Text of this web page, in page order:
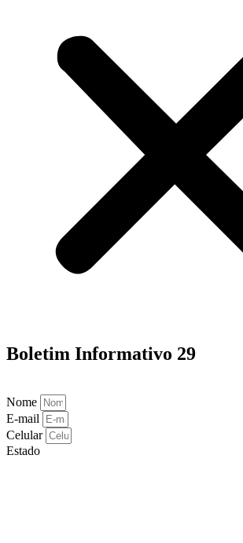
Boletim Informativo 29
Nome
E-mail
Celular
Estado